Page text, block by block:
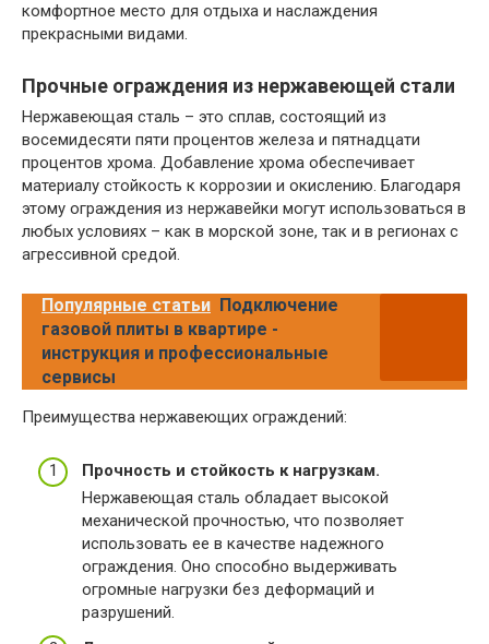
комфортное место для отдыха и наслаждения
прекрасными видами.
Прочные ограждения из нержавеющей стали
Нержавеющая сталь – это сплав, состоящий из
восемидесяти пяти процентов железа и пятнадцати
процентов хрома. Добавление хрома обеспечивает
материалу стойкость к коррозии и окислению. Благодаря
этому ограждения из нержавейки могут использоваться в
любых условиях – как в морской зоне, так и в регионах с
агрессивной средой.
Популярные статьи Подключение
газовой плиты в квартире -
инструкция и профессиональные
сервисы
Преимущества нержавеющих ограждений:
Прочность и стойкость к нагрузкам.
Нержавеющая сталь обладает высокой
механической прочностью, что позволяет
использовать ее в качестве надежного
ограждения. Оно способно выдерживать
огромные нагрузки без деформаций и
разрушений.